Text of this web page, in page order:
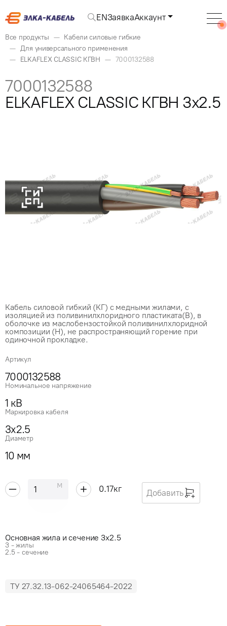
ENЗаявкаАккаунт
Все продукты
Кабели силовые гибкие
Для универсального применения
ELKAFLEX CLASSIC КГВН
7000132588
Кабель силовой гибкий (КГ) с медными жилами, с
изоляцией из поливинилхлоридного пластиката(В), в
оболочке из маслобензостойкой поливинилхлоридной
композиции (Н), не распространяющий горение при
одиночной прокладке.
Артикул
7000132588
Номинальное напряжение
1 кВ
Маркировка кабеля
3x2.5
Диаметр
10 мм
м 0.17кг Добавить
Основная жила и сечение 3x2.5
3 - жилы
2.5 - сечение
ТУ 27.32.13-062-24065464-2022
7000132588
ELKAFLEX CLASSIC КГВН 3x2.5